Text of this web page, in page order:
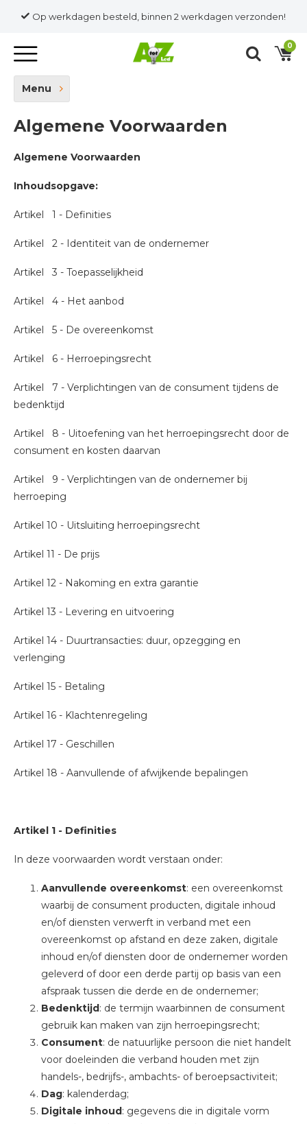
Op werkdagen besteld, binnen 2 werkdagen verzonden!
0
Menu
Algemene Voorwaarden
Algemene Voorwaarden
Inhoudsopgave:
Artikel 1 - Definities
Artikel 2 - Identiteit van de ondernemer
Artikel 3 - Toepasselijkheid
Artikel 4 - Het aanbod
Artikel 5 - De overeenkomst
Artikel 6 - Herroepingsrecht
Artikel 7 - Verplichtingen van de consument tijdens de
bedenktijd
Artikel 8 - Uitoefening van het herroepingsrecht door de
consument en kosten daarvan
Artikel 9 - Verplichtingen van de ondernemer bij
herroeping
Artikel 10 - Uitsluiting herroepingsrecht
Artikel 11 - De prijs
Artikel 12 - Nakoming en extra garantie
Artikel 13 - Levering en uitvoering
Artikel 14 - Duurtransacties: duur, opzegging en
verlenging
Artikel 15 - Betaling
Artikel 16 - Klachtenregeling
Artikel 17 - Geschillen
Artikel 18 - Aanvullende of afwijkende bepalingen
Artikel 1 - Definities
In deze voorwaarden wordt verstaan onder:
Aanvullende overeenkomst: een overeenkomst
waarbij de consument producten, digitale inhoud
en/of diensten verwerft in verband met een
overeenkomst op afstand en deze zaken, digitale
inhoud en/of diensten door de ondernemer worden
geleverd of door een derde partij op basis van een
afspraak tussen die derde en de ondernemer;
Bedenktijd: de termijn waarbinnen de consument
gebruik kan maken van zijn herroepingsrecht;
Consument: de natuurlijke persoon die niet handelt
voor doeleinden die verband houden met zijn
handels-, bedrijfs-, ambachts- of beroepsactiviteit;
Dag: kalenderdag;
Digitale inhoud: gegevens die in digitale vorm